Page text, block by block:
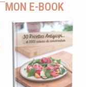
MON E-BOOK